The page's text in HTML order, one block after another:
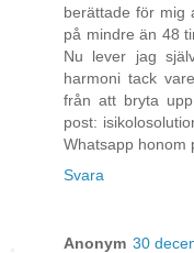
berättade för mig
på mindre än 48
Nu lever jag
harmoni tack
från att bryta
post:
Whatsapp honom
Svara
Anonym 30